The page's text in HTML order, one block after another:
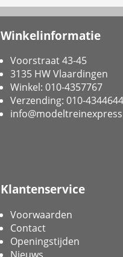
Winkelinformatie
Voorstraat 43-45
3135 HW Vlaardingen
Winkel: 010-4357767
Verzending: 010-4344644
Klantenservice
Voorwaarden
Contact
Openingstijden